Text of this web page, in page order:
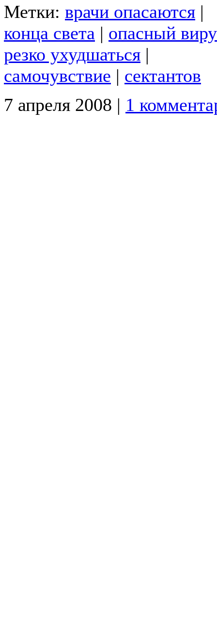
Метки: врачи опасаются |
конца света | опасный
резко ухудшаться |
самочувствие | сектантов
7 апреля 2008 | 1